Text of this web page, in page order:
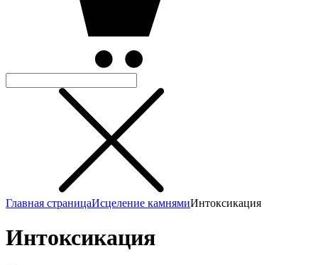
Главная страницаИсцеление камнямиИнтоксикация
Интоксикация